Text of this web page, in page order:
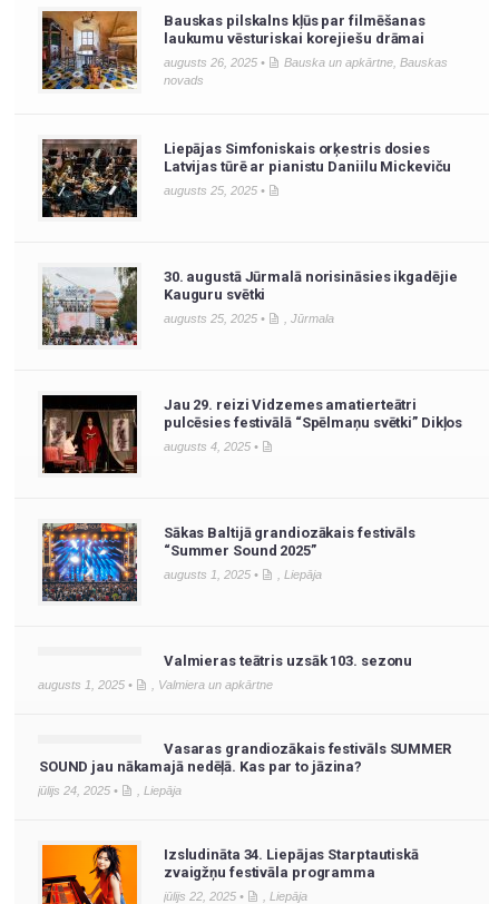
Bauskas pilskalns kļūs par filmēšanas
laukumu vēsturiskai korejiešu drāmai
augusts 26, 2025 • Bauska un apkārtne, Bauskas
novads
Liepājas Simfoniskais orķestris dosies
Latvijas tūrē ar pianistu Daniilu Mickeviču
augusts 25, 2025 •
30. augustā Jūrmalā norisināsies ikgadējie
Kauguru svētki
augusts 25, 2025 • Jūrmala
Jau 29. reizi Vidzemes amatierteātri
pulcēsies festivālā “Spēlmaņu svētki” Dikļos
augusts 4, 2025 •
Sākas Baltijā grandiozākais festivāls
“Summer Sound 2025”
augusts 1, 2025 • Liepāja
Valmieras teātris uzsāk 103. sezonu
augusts 1, 2025 • Valmiera un apkārtne
Vasaras grandiozākais festivāls SUMMER
SOUND jau nākamajā nedēļā. Kas par to jāzina?
jūlijs 24, 2025 • Liepāja
Izsludināta 34. Liepājas Starptautiskā
zvaigžņu festivāla programma
jūlijs 22, 2025 • Liepāja